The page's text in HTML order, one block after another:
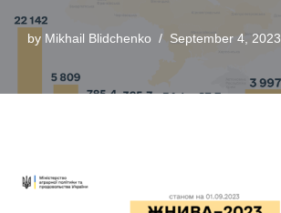
by Mikhail Blidchenko September 4, 2023